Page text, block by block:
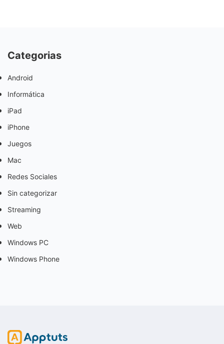
Categorias
Android
Informática
iPad
iPhone
Juegos
Mac
Redes Sociales
Sin categorizar
Streaming
Web
Windows PC
Windows Phone